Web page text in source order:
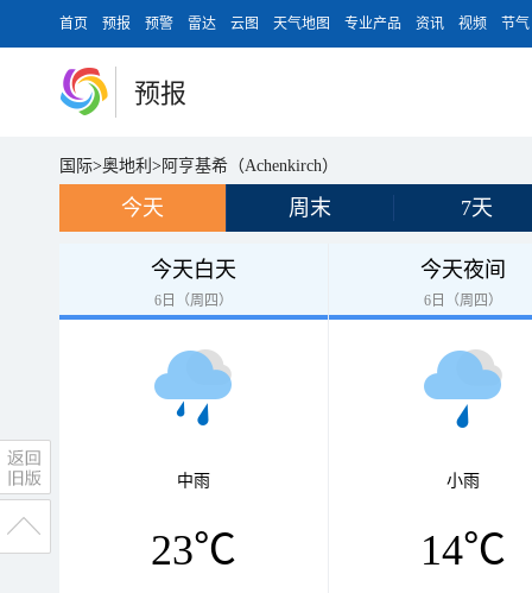
首页 预报 预警 雷达 云图 天气地图 专业产品 资讯 视频 节气
预报
国际>奥地利 > 阿亨基希（Achenkirch）
今天 周末 7天
今天白天
6日（周四）
中雨
23℃
今天夜间
6日（周四）
小雨
14℃